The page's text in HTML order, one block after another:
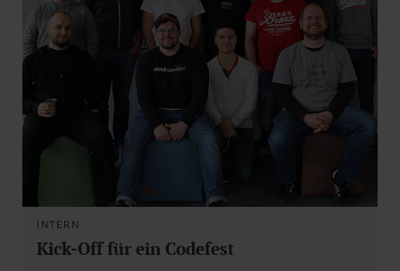
INTERN
Kick-Off für ein Codefest